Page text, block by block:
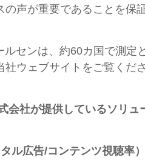
の声が重要であることを保
ルセンは、約60カ国で測定
社ウェブサイトをご覧くだ
会社が提供しているソリュ
タル広告/コンテンツ視聴率）